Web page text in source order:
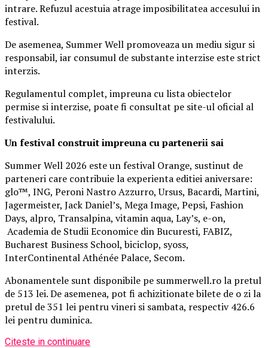
intrare. Refuzul acestuia atrage imposibilitatea accesului in
festival.
De asemenea, Summer Well promoveaza un mediu sigur si
responsabil, iar consumul de substante interzise este strict
interzis.
Regulamentul complet, impreuna cu lista obiectelor
permise si interzise, poate fi consultat pe site-ul oficial al
festivalului.
Un festival construitimpreuna cu partenerii sai
Summer Well 2026 este un festival Orange, sustinut de
parteneri care contribuie la experienta editiei aniversare:
glo™, ING, Peroni Nastro Azzurro, Ursus, Bacardi, Martini,
Jagermeister, Jack Daniel’s, Mega Image, Pepsi, Fashion
Days, alpro, Transalpina, vitamin aqua, Lay’s, e-on,
Academia de Studii Economice din Bucuresti, FABIZ,
Bucharest Business School, biciclop, syoss,
InterContinental Athénée Palace, Secom.
Abonamentele sunt disponibile pe summerwell.ro la pretul
de 513 lei. De asemenea, pot fi achizitionate bilete de o zi la
pretul de 351 lei pentru vineri si sambata, respectiv 426.6
lei pentru duminica.
Citeste in continuare